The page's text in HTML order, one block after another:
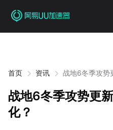
首页 资讯 战地6冬季攻势
战地6冬季攻势更
化？